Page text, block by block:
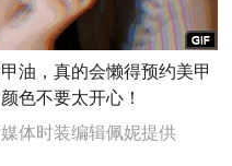
油，真的会懒得预约美甲
色不要太开心！
体时装编辑佩妮提供